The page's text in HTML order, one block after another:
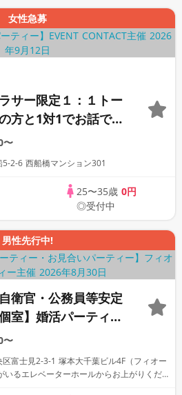
女性急募
サー限定１：１トー
方と1対1でお話でき
♡
〜
2-6 西船橋マンション301
25〜35歳 0円
◎受付中
男性先行中!
衛官・公務員等安定
室】婚活パーティー
〜
富士見2-3-1 塚本大千葉ビル4F（フィオー
いるエレベーターホールからお上がりくだ